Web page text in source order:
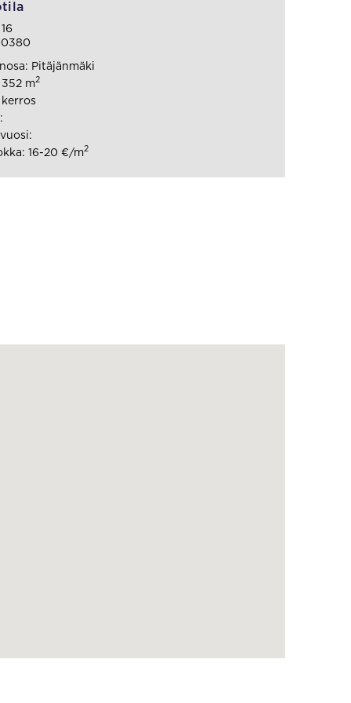
Pitäjänmäki
m2
16-20 €/m2